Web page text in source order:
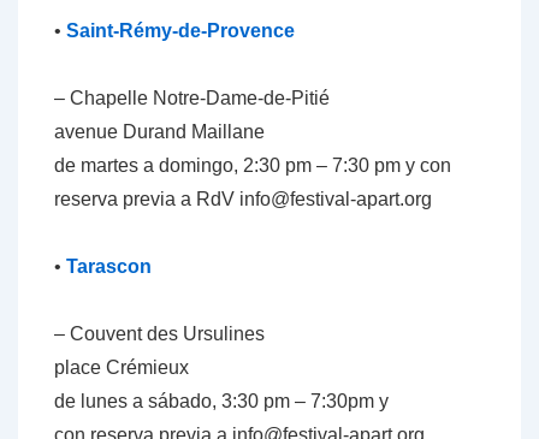
• Saint-Rémy-de-Provence
– Chapelle Notre-Dame-de-Pitié
avenue Durand Maillane
de martes a domingo, 2:30 pm – 7:30 pm y con
reserva previa a RdV info@festival-apart.org
• Tarascon
– Couvent des Ursulines
place Crémieux
de lunes a sábado, 3:30 pm – 7:30pm y
con reserva previa a info@festival-apart.org